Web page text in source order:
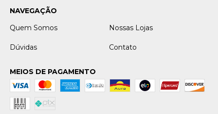
NAVEGAÇÃO
Quem Somos
Nossas Lojas
Dúvidas Contato
MEIOS DE PAGAMENTO